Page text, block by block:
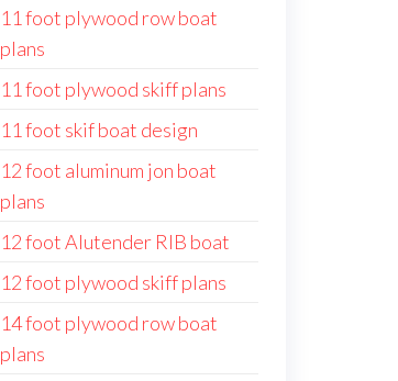
11 foot plywood row boat
plans
11 foot plywood skiff plans
11 foot skif boat design
12 foot aluminum jon boat
plans
12 foot Alutender RIB boat
12 foot plywood skiff plans
14 foot plywood row boat
plans